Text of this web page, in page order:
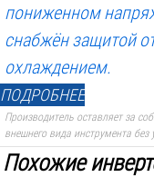
пониженном
снабжён защитой
охлаждением.
ПОДРОБНЕЕ
Производитель оставляет за
внешнего вида инструмента без
Похожие